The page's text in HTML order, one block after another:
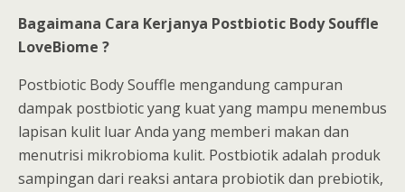
Bagaimana Cara Kerjanya Postbiotic Body Souffle
LoveBiome ?
Postbiotic Body Souffle mengandung campuran
dampak postbiotic yang kuat yang mampu menembus
lapisan kulit luar Anda yang memberi makan dan
menutrisi mikrobioma kulit. Postbiotik adalah produk
sampingan dari reaksi antara probiotik dan prebiotik,